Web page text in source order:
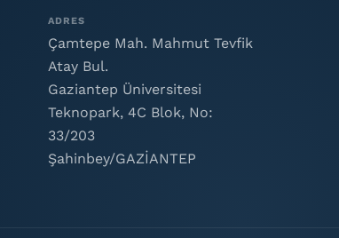
ADRES
Çamtepe Mah. Mahmut Tevfik
Atay Bul.
Gaziantep Üniversitesi
Teknopark, 4C Blok, No:
33/203
Şahinbey/GAZİANTEP